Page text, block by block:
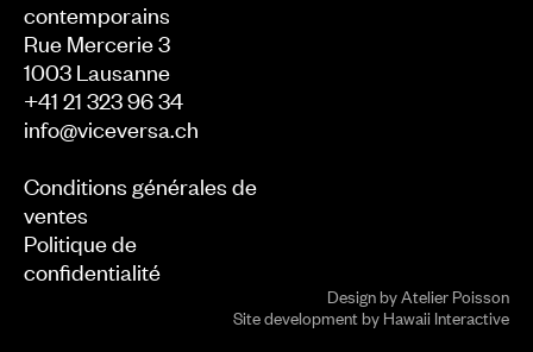
contemporains
Rue Mercerie 3
1003 Lausanne
+41 21 323 96 34
info@viceversa.ch
Conditions générales de
ventes
Politique de
confidentialité
Design byAtelier Poisson
Site development byHawaii Interactive